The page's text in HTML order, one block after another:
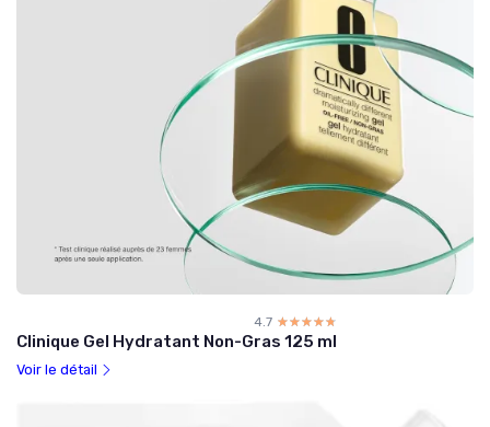
4.7 ☆☆☆☆☆
★★★★★
Clinique Gel Hydratant Non-Gras 125 ml
Voir le détail